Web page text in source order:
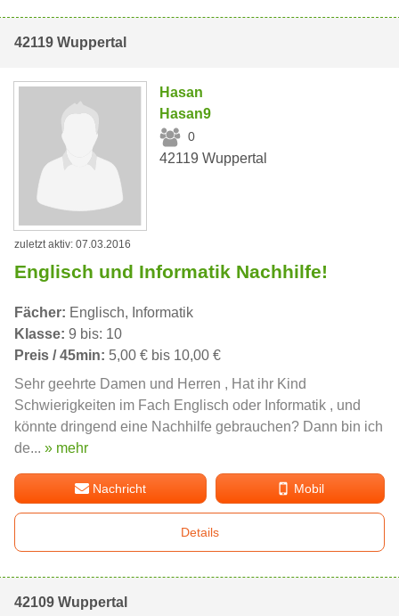
42119 Wuppertal
Hasan
Hasan9
0
42119 Wuppertal
zuletzt aktiv: 07.03.2016
Englisch und Informatik Nachhilfe!
Fächer: Englisch, Informatik
Klasse: 9 bis: 10
Preis / 45min: 5,00 € bis 10,00 €
Sehr geehrte Damen und Herren , Hat ihr Kind
Schwierigkeiten im Fach Englisch oder Informatik , und
könnte dringend eine Nachhilfe gebrauchen? Dann bin ich
de... » mehr
Nachricht Mobil
Details
42109 Wuppertal